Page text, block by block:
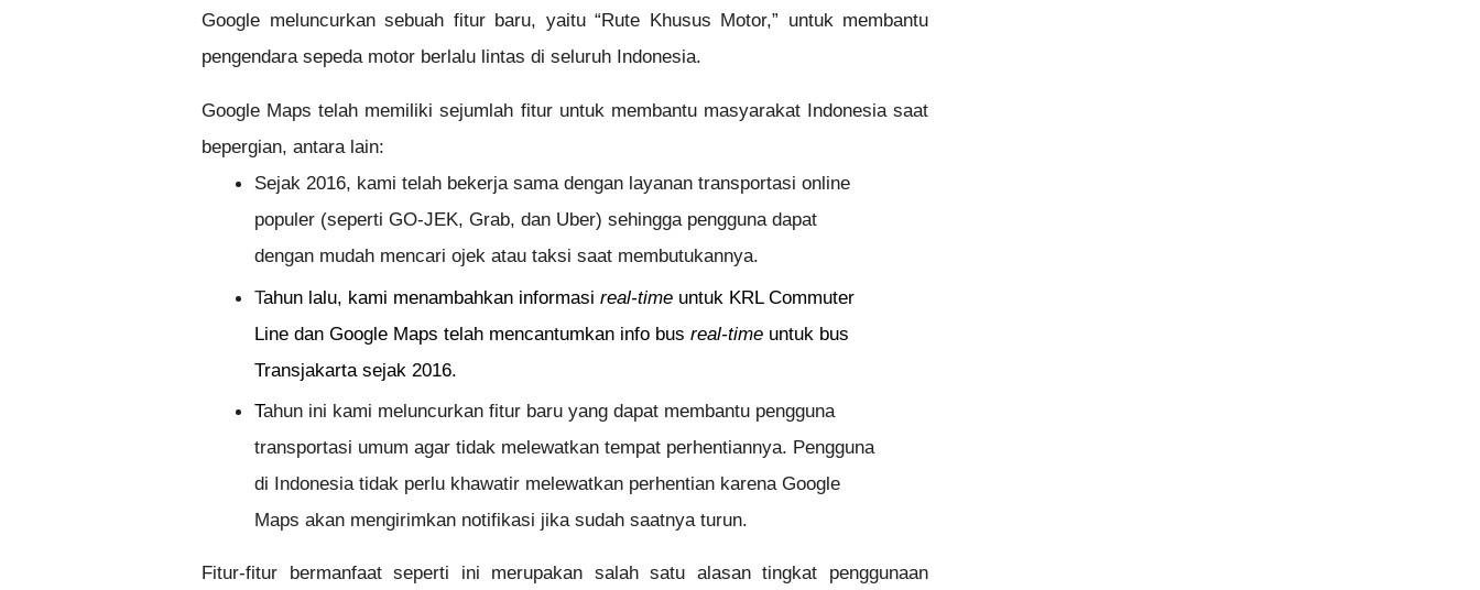
Google meluncurkan sebuah fitur baru, yaitu “Rute Khusus Motor,” untuk membantu
pengendara sepeda motor berlalu lintas di seluruh Indonesia.
Google Maps telah memiliki sejumlah fitur untuk membantu masyarakat Indonesia saat
bepergian, antara lain:
Sejak 2016, kami telah bekerja sama dengan layanan transportasi online
populer (seperti GO-JEK, Grab, dan Uber) sehingga pengguna dapat
dengan mudah mencari ojek atau taksi saat membutukannya.
Tahun lalu, kami menambahkan informasi real-time untuk KRL Commuter
Line dan Google Maps telah mencantumkan info bus real-time untuk bus
Transjakarta sejak 2016.
Tahun ini kami meluncurkan fitur baru yang dapat membantu pengguna
transportasi umum agar tidak melewatkan tempat perhentiannya. Pengguna
di Indonesia tidak perlu khawatir melewatkan perhentian karena Google
Maps akan mengirimkan notifikasi jika sudah saatnya turun.
Fitur-fitur bermanfaat seperti ini merupakan salah satu alasan tingkat penggunaan